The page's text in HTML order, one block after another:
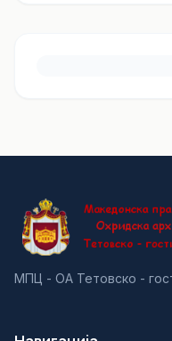
МПЦ - ОА Тетовско -